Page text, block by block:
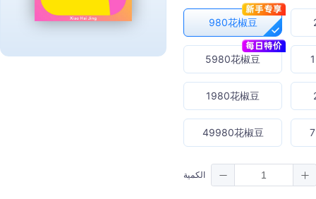
980花椒豆
5980花椒豆
1980花椒豆
49980花椒豆
الكمية